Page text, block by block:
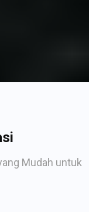
Mudah untuk